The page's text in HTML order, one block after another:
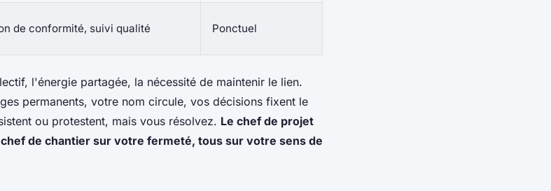
de conformité, suivi qualité Ponctuel
l'énergie partagée, la nécessité de maintenir le lien.
permanents, votre nom circule, vos décisions fixent le
ou protestent, mais vous résolvez. Le chef de projet
de chantier sur votre fermeté, tous sur votre sens de